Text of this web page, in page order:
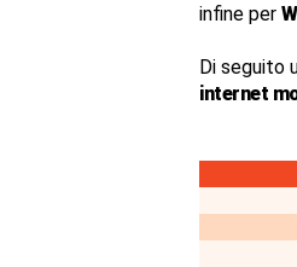
infine per
Di seguito
internet